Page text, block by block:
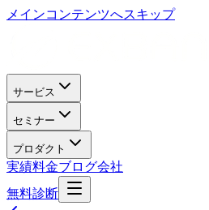
メインコンテンツへスキップ
サービス
セミナー
プロダクト
実績料金ブログ会社
無料診断